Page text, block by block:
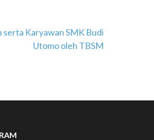
Karyawan SMK Budi
Utomo oleh TBSM